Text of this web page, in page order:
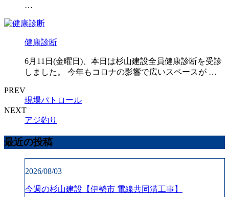
…
健康診断
6月11日(金曜日)、本日は杉山建設全員健康診断を受診
しました。 今年もコロナの影響で広いスペースが …
PREV
現場パトロール
NEXT
アジ釣り
最近の投稿
2026/08/03
今週の杉山建設【伊勢市 電線共同溝工事】